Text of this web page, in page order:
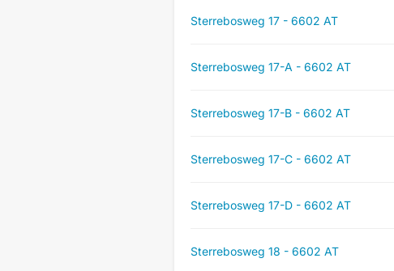
Sterrebosweg 17 - 6602 AT
Sterrebosweg 17-A - 6602 AT
Sterrebosweg 17-B - 6602 AT
Sterrebosweg 17-C - 6602 AT
Sterrebosweg 17-D - 6602 AT
Sterrebosweg 18 - 6602 AT